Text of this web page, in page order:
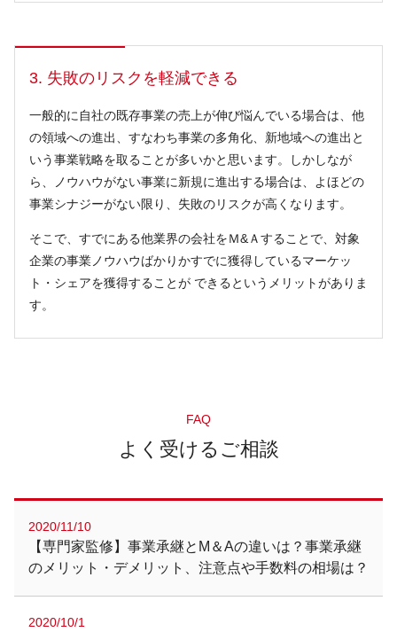
3. 失敗のリスクを軽減できる
一般的に自社の既存事業の売上が伸び悩んでいる場合は、他
の領域への進出、すなわち事業の多角化、新地域への進出と
いう事業戦略を取ることが多いかと思います。しかしなが
ら、ノウハウがない事業に新規に進出する場合は、よほどの
事業シナジーがない限り、失敗のリスクが高くなります。
そこで、すでにある他業界の会社をＭ&Ａすることで、対象
企業の事業ノウハウばかりかすでに獲得しているマーケッ
ト・シェアを獲得することが できるというメリットがありま
す。
FAQ
よく受けるご相談
2020/11/10
【専門家監修】事業承継とM＆Aの違いは？事業承継
のメリット・デメリット、注意点や手数料の相場は？
2020/10/1